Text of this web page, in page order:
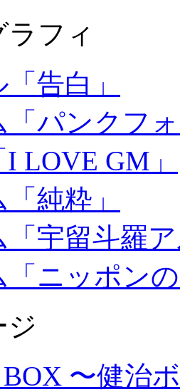
フィ
告白」
「パンクフ
LOVE GM」
純粋」
「宇留斗羅
「ニッポン
ジ
〜健治